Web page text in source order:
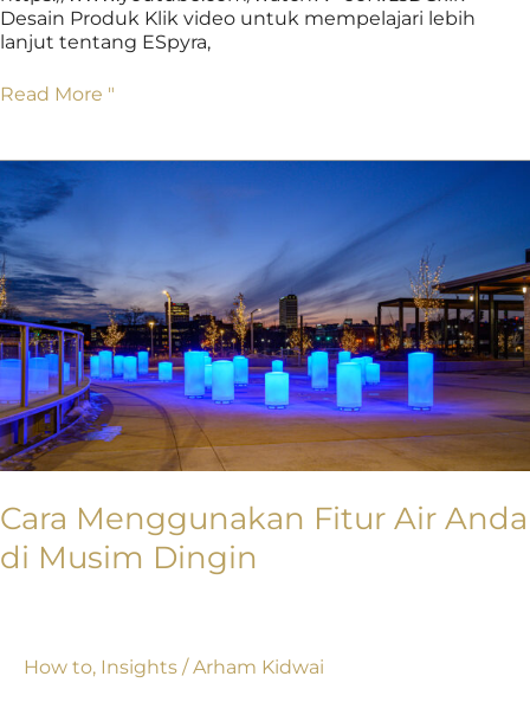
Desain Produk Klik video untuk mempelajari lebih
lanjut tentang ESpyra,
Read More "
Cara Menggunakan Fitur Air Anda
di Musim Dingin
How to, Insights /Arham Kidwai
Cara
Menggunakan
Fitur
Air
Anda
di
Musim
Dingin